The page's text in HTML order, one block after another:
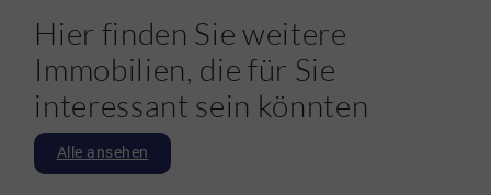
Hier finden Sie weitere
Immobilien, die für Sie
interessant sein könnten
Alle ansehen